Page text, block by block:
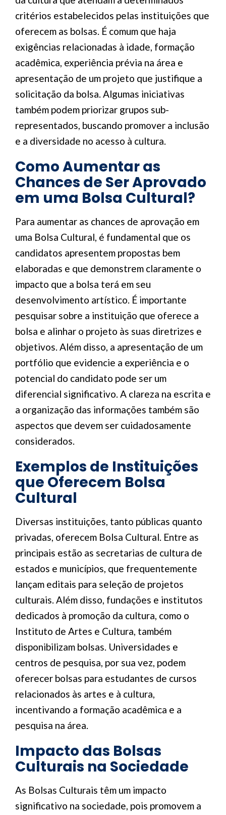
critérios estabelecidos pelas instituições que
oferecem as bolsas. É comum que haja
exigências relacionadas à idade, formação
acadêmica, experiência prévia na área e
apresentação de um projeto que justifique a
solicitação da bolsa. Algumas iniciativas
também podem priorizar grupos sub-
representados, buscando promover a inclusão
e a diversidade no acesso à cultura.
Como Aumentar as
Chances de Ser Aprovado
em uma Bolsa Cultural?
Para aumentar as chances de aprovação em
uma Bolsa Cultural, é fundamental que os
candidatos apresentem propostas bem
elaboradas e que demonstrem claramente o
impacto que a bolsa terá em seu
desenvolvimento artístico. É importante
pesquisar sobre a instituição que oferece a
bolsa e alinhar o projeto às suas diretrizes e
objetivos. Além disso, a apresentação de um
portfólio que evidencie a experiência e o
potencial do candidato pode ser um
diferencial significativo. A clareza na escrita e
a organização das informações também são
aspectos que devem ser cuidadosamente
considerados.
Exemplos de Instituições
que Oferecem Bolsa
Cultural
Diversas instituições, tanto públicas quanto
privadas, oferecem Bolsa Cultural. Entre as
principais estão as secretarias de cultura de
estados e municípios, que frequentemente
lançam editais para seleção de projetos
culturais. Além disso, fundações e institutos
dedicados à promoção da cultura, como o
Instituto de Artes e Cultura, também
disponibilizam bolsas. Universidades e
centros de pesquisa, por sua vez, podem
oferecer bolsas para estudantes de cursos
relacionados às artes e à cultura,
incentivando a formação acadêmica e a
pesquisa na área.
Impacto das Bolsas
Culturais na Sociedade
As Bolsas Culturais têm um impacto
significativo na sociedade, pois promovem a